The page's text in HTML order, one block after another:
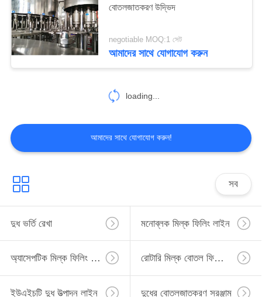
ইউএইচটি মিল্ক প্রসেসিং
সরঞ্জাম
8
বোতলজাতকরণ উদ্ভিদ
negotiable MOQ:1 সেট
আমাদের সাথে যোগাযোগ করুন
loading...
আমাদের সাথে যোগাযোগ করুন!
সব
দুধ ভর্তি রেখা মনোব্লক মিল্ক ফিলিং লাইন
অ্যাসেপটিক মিল্ক ফিলিং লাইন রোটারি মিল্ক বোতল ফিলিং লাইন
ইউএইচটি দুধ উত্পাদন লাইন দুধের বোতলজাতকরণ সরঞ্জাম